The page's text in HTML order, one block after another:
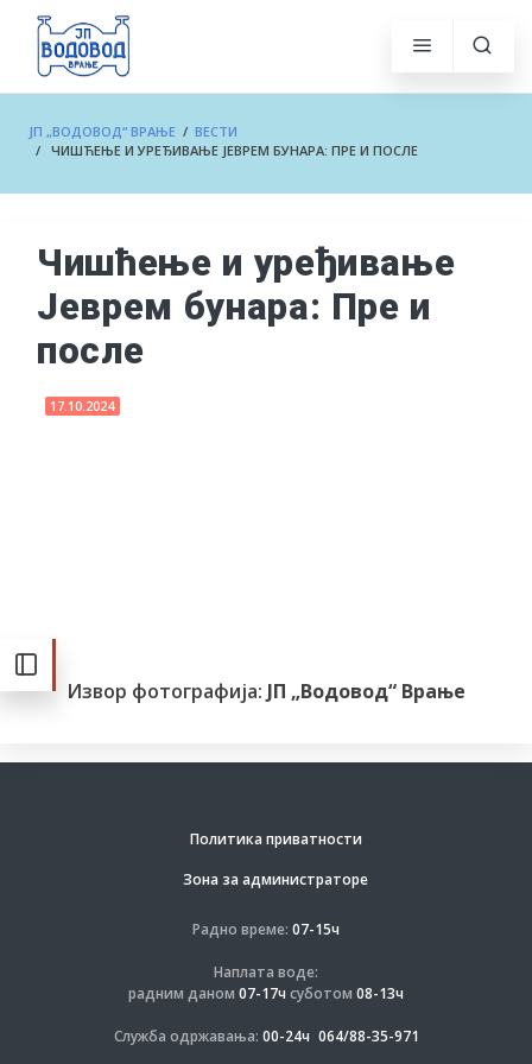
ЈП „ВОДОВОД“ ВРАЊЕ / ВЕСТИ
/ ЧИШЋЕЊЕ И УРЕЂИВАЊЕ ЈЕВРЕМ БУНАРА: ПРЕ И ПОСЛЕ
Чишћење и уређивање
Јеврем бунара: Пре и
после
17.10.2024
Извор фотографија: ЈП „Водовод“ Врање
Политика приватности
Зона за администраторе
Радно време: 07-15ч
Наплата воде:
радним даном 07-17ч суботом 08-13ч
Служба одржавања: 00-24ч 064/88-35-971